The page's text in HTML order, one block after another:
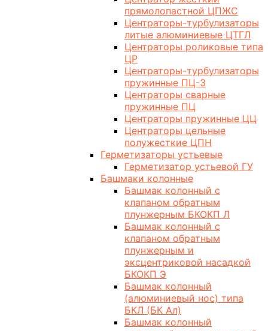
прямолопастной ЦПЖС
Центраторы-турбулизаторы
литые алюминиевые ЦТГЛ
Центраторы роликовые типа
ЦР
Центраторы-турбулизаторы
пружинные ПЦ-3
Центраторы сварные
пружинные ПЦ
Центраторы пружинные ЦЦ
Центраторы цельные
полужесткие ЦПН
Герметизаторы устьевые
Герметизатор устьевой ГУ
Башмаки колонные
Башмак колонный с
клапаном обратным
плунжерным БКОКП Л
Башмак колонный с
клапаном обратным
плунжерным и
эксцентриковой насадкой
БКОКП Э
Башмак колонный
(алюминиевый нос) типа
БКЛ (БК Ал)
Башмак колонный